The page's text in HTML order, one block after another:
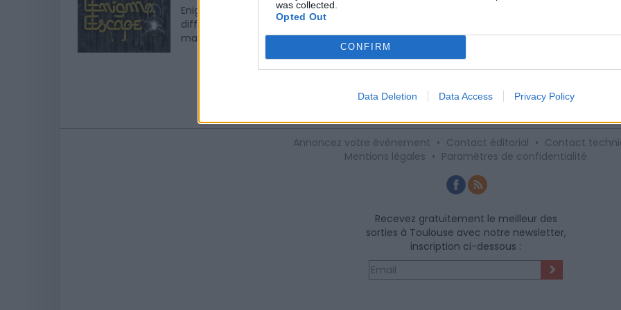
was collected.
Opted Out
CONFIRM
Data Deletion Data Access Privacy Policy
Enigma Escape Toulouse propose pas moins de 8 salles avec des scénarios complètement
différents. Du braquage d'une banque à une attaque de zombies, en passant par des
maisons hantées et un show télévisé, il y en a pour tous les goûts.
Annoncez votre événement • Contact éditorial • Contact
Mentions légales • Paramètres de confidentialité
Recevez gratuitement le meilleur des
sorties à Toulouse avec notre newsletter,
inscription ci-dessous :
>